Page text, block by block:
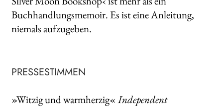
Buchhandlungsmemoir. Es ist eine Anleitung,
niemals aufzugeben.
PRESSESTIMMEN
»Witzig und warmherzig«Independent